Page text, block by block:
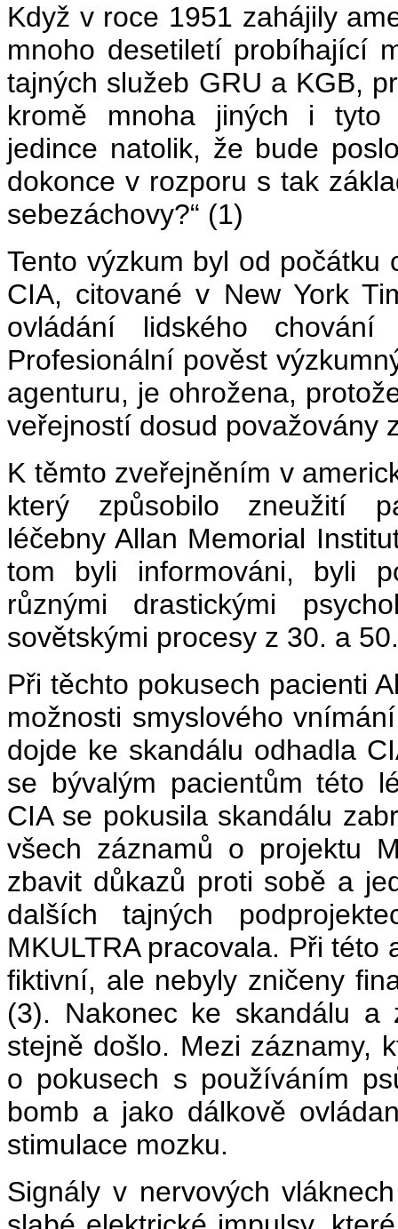
Když v roce 1951 zahájily
mnoho desetiletí probíhající
tajných služeb GRU a KGB,
kromě mnoha jiných i tyto
jedince natolik, že bude
dokonce v rozporu s tak
sebezáchovy?“ (1)
Tento výzkum byl od
CIA, citované v New York
ovládání lidského
Profesionální pověst
agenturu, je ohrožena,
veřejností dosud považovány
K těmto zveřejněním v
který způsobilo zneužití
léčebny Allan Memorial
tom byli informováni, byli
různými drastickými
sovětskými procesy z 30. a
Při těchto pokusech pacienti
možnosti smyslového
dojde ke skandálu odhadla
se bývalým pacientům této
CIA se pokusila skandálu
všech záznamů o projektu
zbavit důkazů proti sobě a
dalších tajných
MKULTRA pracovala. Při
fiktivní, ale nebyly zničeny
(3). Nakonec ke skandálu a
stejně došlo. Mezi záznamy,
o pokusech s používáním
bomb a jako dálkově
stimulace mozku.
Signály v nervových